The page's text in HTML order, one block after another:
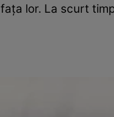
lor. La scurt